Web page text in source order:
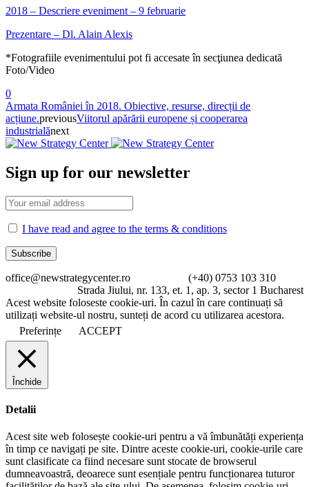
2018 – Descriere eveniment – 9 februarie
Prezentare – Dl. Alain Alexis
*Fotografiile evenimentului pot fi accesate în secţiunea dedicată
Foto/Video
0
Armata României în 2018. Obiective, resurse, direcții de
acțiune.previousViitorul apărării europene și cooperarea
industrialănext
Sign up for our newsletter
I have read and agree to the terms & conditions
office@newstrategycenter.ro (+40) 0753 103 310
Strada Jiului, nr. 133, et. 1, ap. 3, sector 1 Bucharest
Acest website foloseste cookie-uri. În cazul în care continuați să
utilizați website-ul nostru, sunteți de acord cu utilizarea acestora.
Preferințe
ACCEPT
Închide
Detalii
Acest site web folosește cookie-uri pentru a vă îmbunătăți experiența
în timp ce navigați pe site. Dintre aceste cookie-uri, cookie-urile care
sunt clasificate ca fiind necesare sunt stocate de browserul
dumneavoastră, deoarece sunt esențiale pentru funcționarea tuturor